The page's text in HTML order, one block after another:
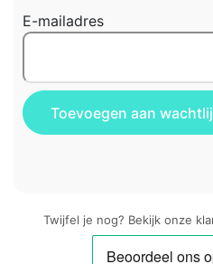
E-mailadres
Twijfel je nog? Bekijk onze